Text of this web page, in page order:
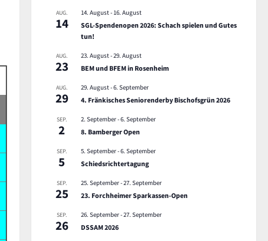
AUG.
14
14. August- 16. August
SGL-Spendenopen 2026: Schach spielen und Gutes
tun!
AUG.
23
23. August-29. August
BEM und BFEM in Rosenheim
AUG.
29
29. August-6. September
4. Fränkisches Seniorenderby Bischofsgrün 2026
SEP.
2
2. September-6. September
8. Bamberger Open
SEP.
5
5. September-6. September
Schiedsrichtertagung
SEP.
25
25. September-27. September
23. Forchheimer Sparkassen-Open
SEP.
26
26. September-27. September
DSSAM 2026